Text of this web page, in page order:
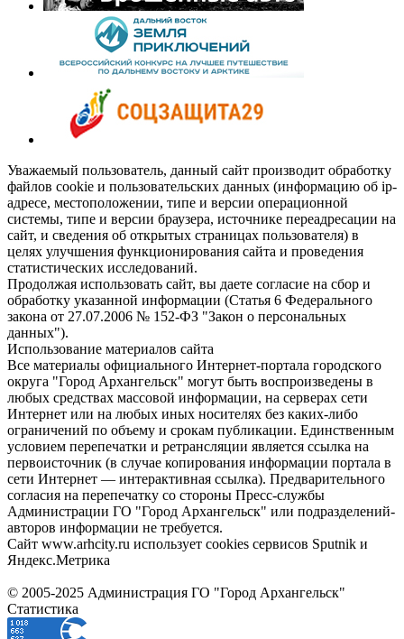
Уважаемый пользователь, данный сайт производит обработку
файлов cookie и пользовательских данных (информацию об ip-
адресе, местоположении, типе и версии операционной
системы, типе и версии браузера, источнике переадресации на
сайт, и сведения об открытых страницах пользователя) в
целях улучшения функционирования сайта и проведения
статистических исследований.
Продолжая использовать сайт, вы даете согласие на сбор и
обработку указанной информации (Статья 6 Федерального
закона от 27.07.2006 № 152-ФЗ "Закон о персональных
данных").
Использование материалов сайта
Все материалы официального Интернет-портала городского
округа "Город Архангельск" могут быть воспроизведены в
любых средствах массовой информации, на серверах сети
Интернет или на любых иных носителях без каких-либо
ограничений по объему и срокам публикации. Единственным
условием перепечатки и ретрансляции является ссылка на
первоисточник (в случае копирования информации портала в
сети Интернет — интерактивная ссылка). Предварительного
согласия на перепечатку со стороны Пресс-службы
Администрации ГО "Город Архангельск" или подразделений-
авторов информации не требуется.
Сайт www.arhcity.ru использует cookies сервисов Sputnik и
Яндекс.Метрика
© 2005-2025 Администрация ГО "Город Архангельск"
Статистика